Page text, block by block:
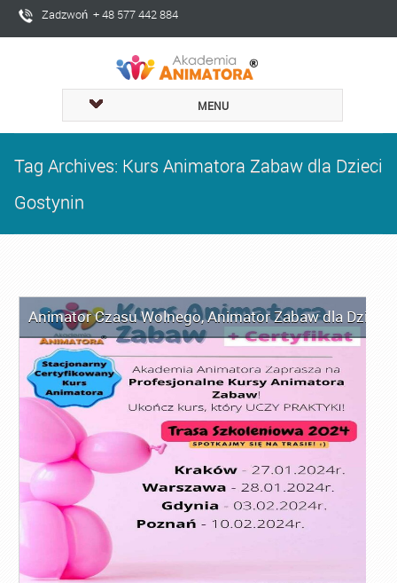
Zadzwoń + 48 577 442 884
MENU
Tag Archives: Kurs Animatora Zabaw dla Dzieci
Gostynin
Animator Czasu Wolnego,Animator Zabaw dla Dzieci